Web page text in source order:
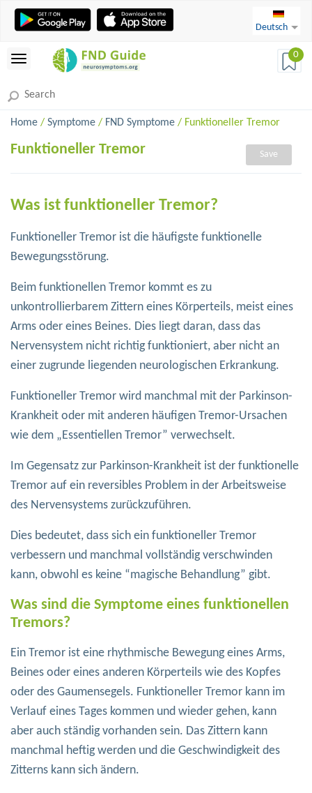
Deutsch
0
Home / Symptome / FND Symptome / Funktioneller Tremor
Funktioneller Tremor Save
Was ist funktioneller Tremor?
Funktioneller Tremor ist die häufigste funktionelle
Bewegungsstörung.
Beim funktionellen Tremor kommt es zu
unkontrollierbarem Zittern eines Körperteils, meist eines
Arms oder eines Beines. Dies liegt daran, dass das
Nervensystem nicht richtig funktioniert, aber nicht an
einer zugrunde liegenden neurologischen Erkrankung.
Funktioneller Tremor wird manchmal mit der Parkinson-
Krankheit oder mit anderen häufigen Tremor-Ursachen
wie dem „Essentiellen Tremor” verwechselt.
Im Gegensatz zur Parkinson-Krankheit ist der funktionelle
Tremor auf ein reversibles Problem in der Arbeitsweise
des Nervensystems zurückzuführen.
Dies bedeutet, dass sich ein funktioneller Tremor
verbessern und manchmal vollständig verschwinden
kann, obwohl es keine “magische Behandlung” gibt.
Was sind die Symptome eines funktionellen
Tremors?
Ein Tremor ist eine rhythmische Bewegung eines Arms,
Beines oder eines anderen Körperteils wie des Kopfes
oder des Gaumensegels. Funktioneller Tremor kann im
Verlauf eines Tages kommen und wieder gehen, kann
aber auch ständig vorhanden sein. Das Zittern kann
manchmal heftig werden und die Geschwindigkeit des
Zitterns kann sich ändern.